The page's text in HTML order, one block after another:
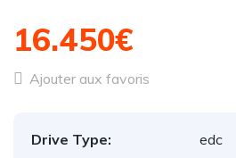
16.450€
Ajouter aux favoris
Drive Type:
edc